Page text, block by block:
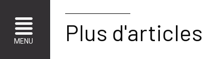
MENU Plus d'articles